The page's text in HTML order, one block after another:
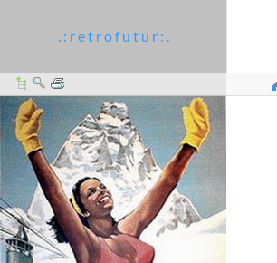
. : r e t r o f u t u r : .